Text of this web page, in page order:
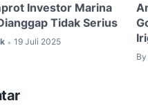
Investor Marina
Tidak Serius
• 19 Juli 2025
By